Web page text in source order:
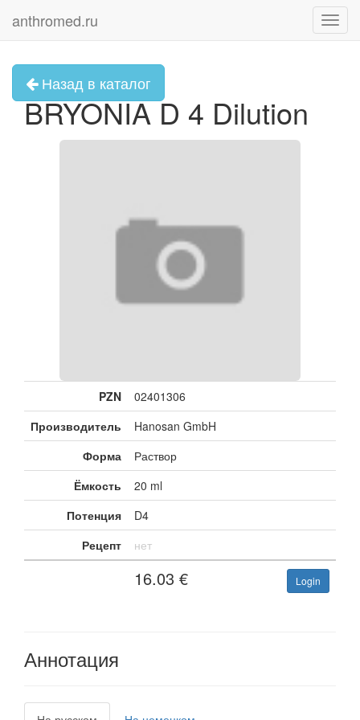
anthromed.ru
Назад в каталог
BRYONIA D 4 Dilution
PZN
02401306
Производитель
Hanosan GmbH
Форма
Раствор
Ёмкость
20 ml
Потенция
D4
Рецепт
нет
16.03 € Login
Аннотация